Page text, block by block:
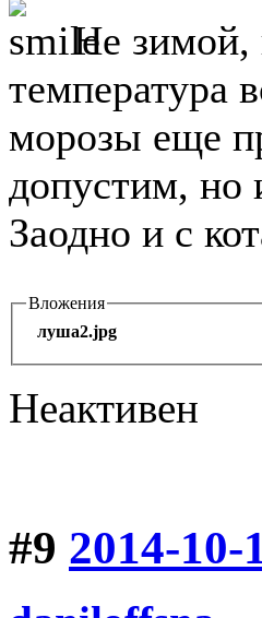
Не зимой,
температура
морозы еще
допустим, но
Заодно и с
Вложения
луша2.jpg
Неактивен
#9 2014-10-